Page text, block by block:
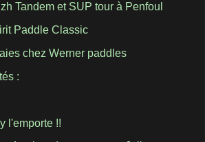
Tandem et SUP tour à Penfoul
Paddle Classic
chez Werner paddles
:
l'emporte !!